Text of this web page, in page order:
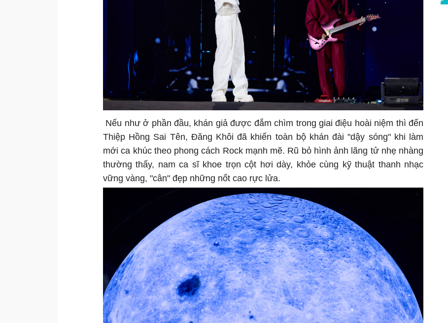
Nếu như ở phần đầu, khán giả được đắm chìm trong giai điệu hoài niệm thì đến
Thiệp Hồng Sai Tên, Đăng Khôi đã khiến toàn bộ khán đài "dậy sóng" khi làm
mới ca khúc theo phong cách Rock mạnh mẽ. Rũ bỏ hình ảnh lãng tử nhẹ nhàng
thường thấy, nam ca sĩ khoe trọn cột hơi dày, khỏe cùng kỹ thuật thanh nhạc
vững vàng, "cân" đẹp những nốt cao rực lửa.